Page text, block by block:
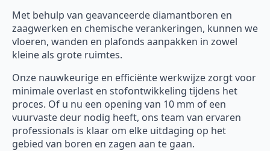
Met behulp van geavanceerde diamantboren en
zaagwerken en chemische verankeringen, kunnen we
vloeren, wanden en plafonds aanpakken in zowel
kleine als grote ruimtes.
Onze nauwkeurige en efficiënte werkwijze zorgt voor
minimale overlast en stofontwikkeling tijdens het
proces. Of u nu een opening van 10 mm of een
vuurvaste deur nodig heeft, ons team van ervaren
professionals is klaar om elke uitdaging op het
gebied van boren en zagen aan te gaan.